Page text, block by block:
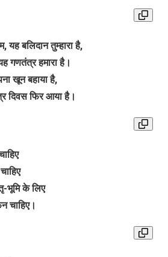
यह बलिदान तुम्हारा है,
गणतंत्र हमारा है।
खून बहाया है,
दिवस फिर आया है।
भूमि के लिए
चाहिए।